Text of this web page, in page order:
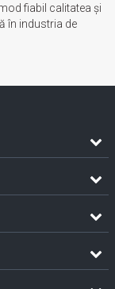
fiabil calitatea și
în industria de